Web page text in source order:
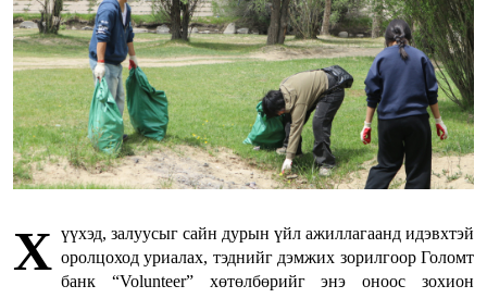
Х үүхэд, залуусыг сайн дурын үйл ажиллагаанд идэвхтэй
оролцоход уриалах, тэднийг дэмжих зорилгоор Голомт
банк “Volunteer” хөтөлбөрийг энэ оноос зохион